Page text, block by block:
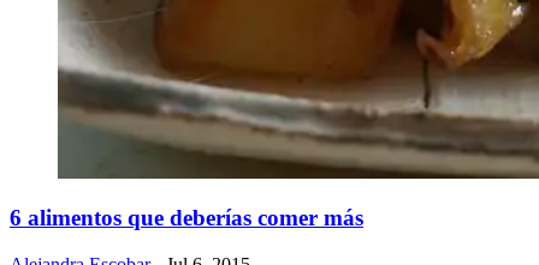
6 alimentos que deberías comer más